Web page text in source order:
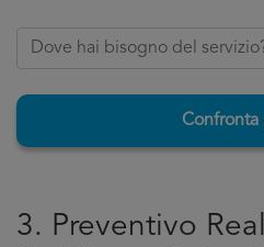
Confronta
3. Preventivo